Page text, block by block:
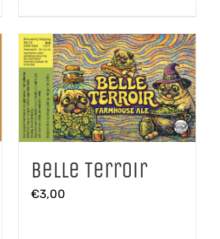
Belle Terroir
€3,00